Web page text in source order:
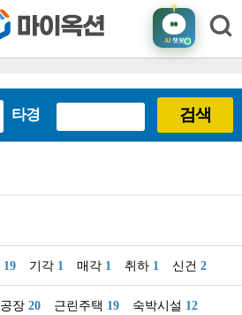
AI챗봇
타경 검색
19 기각 1 매각 1 취하 1 신건 2
공장 20 근린주택 19 숙박시설 12